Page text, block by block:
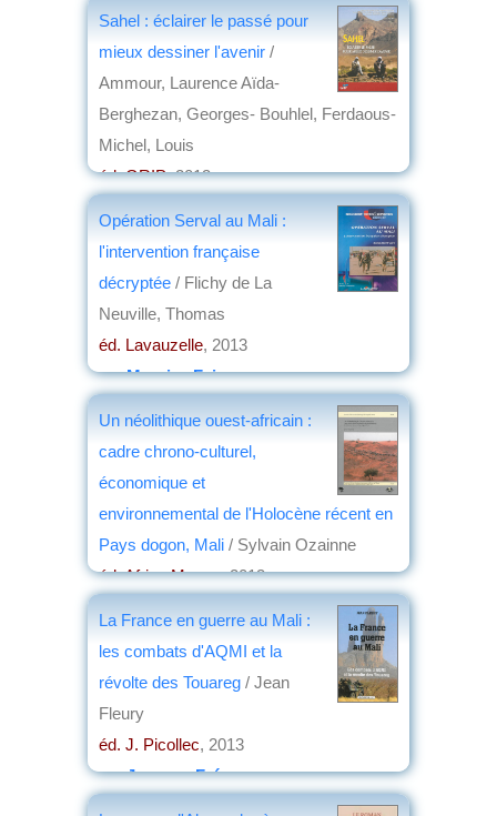
Sahel : éclairer le passé pour
mieux dessiner l'avenir /
Ammour, Laurence Aïda-
Berghezan, Georges- Bouhlel, Ferdaous-
Michel, Louis
éd. GRIP, 2013
Opération Serval au Mali :
l'intervention française
décryptée / Flichy de La
Neuville, Thomas
éd. Lavauzelle, 2013
parMaurice Faivre
Un néolithique ouest-africain :
cadre chrono-culturel,
économique et
environnemental de l'Holocène récent en
Pays dogon, Mali / Sylvain Ozainne
éd. Africa Magna, 2013
La France en guerre au Mali :
les combats d'AQMI et la
révolte des Touareg / Jean
Fleury
éd. J. Picollec, 2013
parJacques Frémeaux